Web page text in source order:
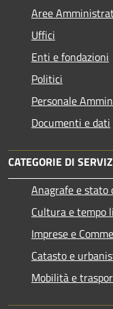
Aree
Uffici
Enti e fondazioni
Politici
Personale
Documenti e dati
CATEGORIE DI
Anagrafe e stato
Cultura e tempo
Imprese e
Catasto e
Mobilità e